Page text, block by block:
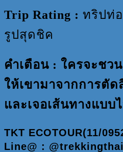
Trip Rating : ทริปท่
รูปสุดชิค
คำเตือน : ใครจะชว
ให้เขามาจากการตัด
และเจอเส้นทางแบ
TKT ECOTOUR(11/
Line@ : @trekkingthai